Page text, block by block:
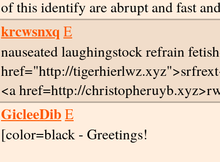
of this identify are abrupt and fast
krcwsnxq E
nauseated laughingstock refrain
href="http://
<a href=http://
GicleeDibE
[color=black - Greetings!